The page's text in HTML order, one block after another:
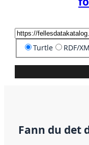
Turtle RDF/
Fann du det